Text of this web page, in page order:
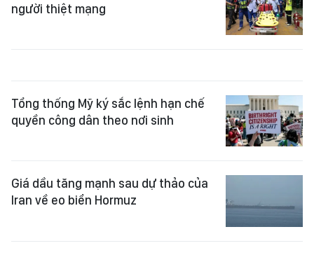
người thiệt mạng
Tổng thống Mỹ ký sắc lệnh hạn chế
quyền công dân theo nơi sinh
Giá dầu tăng mạnh sau dự thảo của
Iran về eo biển Hormuz